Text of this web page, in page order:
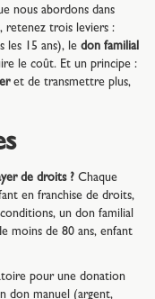
nous abordons dans
, retenez trois leviers :
les 15 ans), le don familial
le coût. Et un principe :
et de transmettre plus,
de droits ? Chaque
en franchise de droits,
un don familial
moins de 80 ans, enfant
pour une donation
don manuel (argent,